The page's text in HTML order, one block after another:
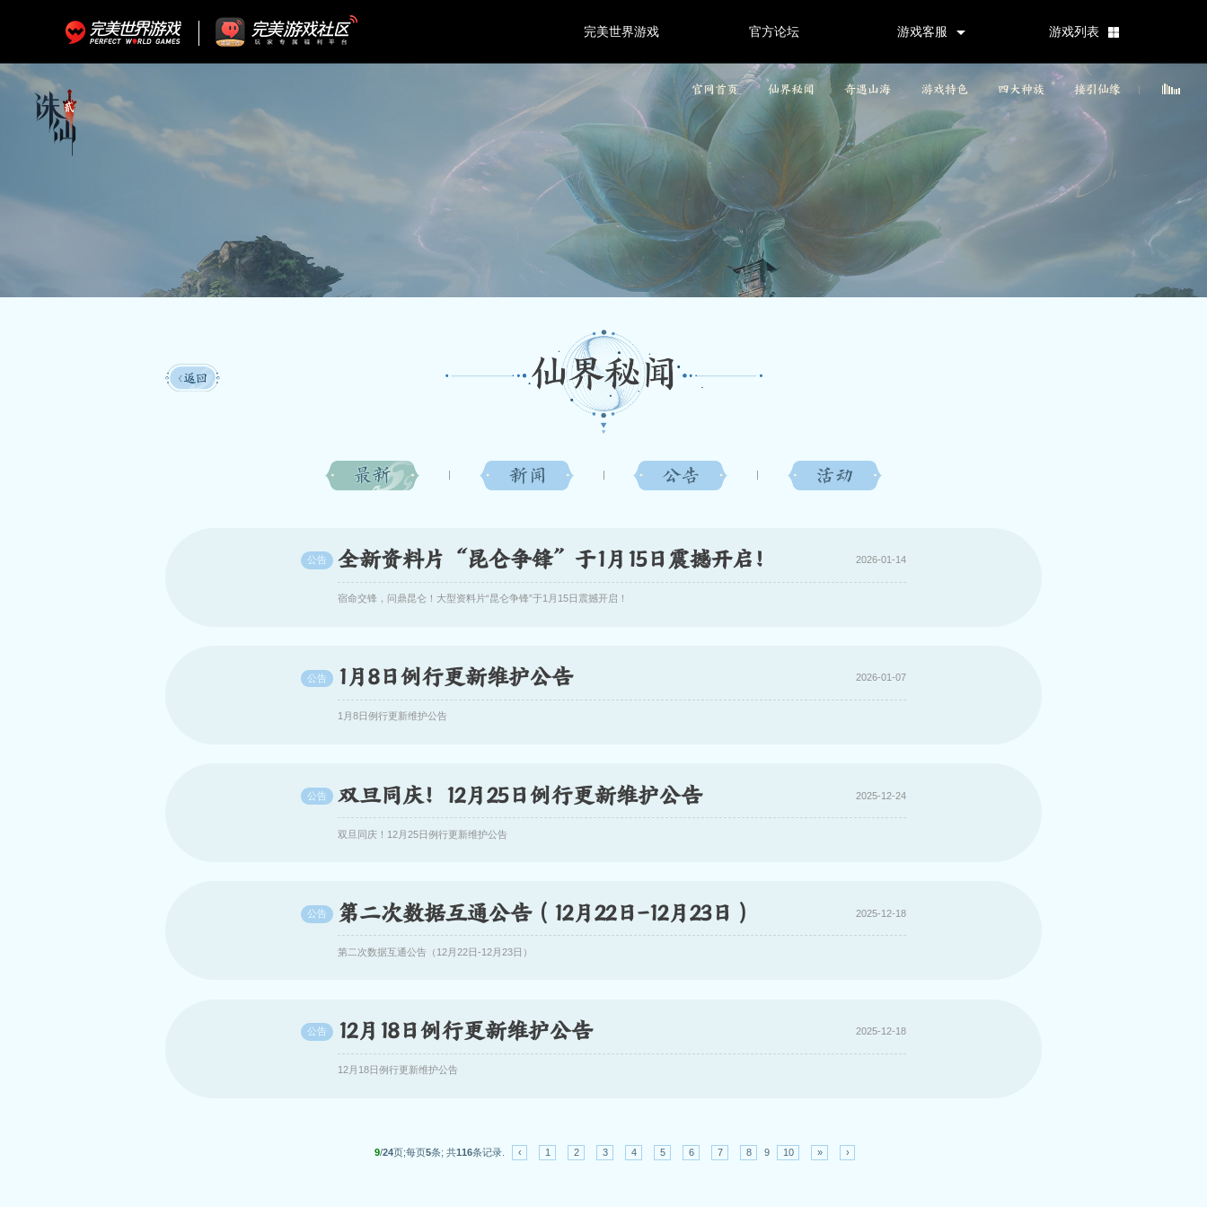
游戏列表
游戏客服
官方论坛
完美世界游戏
官网首页 仙界秘闻 奇遇山海 游戏特色 四大种族 接引仙缘
公告 全新资料片“昆仑争锋”于1月15日震撼开启！ 2026-01-14
宿命交锋，问鼎昆仑！大型资料片“昆仑争锋”于1月15日震撼开启！
公告 1月8日例行更新维护公告 2026-01-07
1月8日例行更新维护公告
公告 双旦同庆！12月25日例行更新维护公告 2025-12-24
双旦同庆！12月25日例行更新维护公告
公告 第二次数据互通公告（12月22日-12月23日） 2025-12-18
第二次数据互通公告（12月22日-12月23日）
公告 12月18日例行更新维护公告 2025-12-18
12月18日例行更新维护公告
9/24页;每页5条; 共116条记录. ‹ 1 2 3 4 5 6 7 8 9 10 » ›